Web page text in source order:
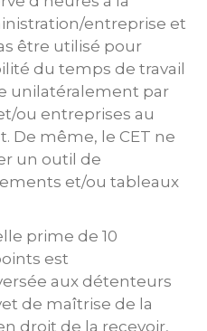
entreprise et
être utilisé pour
du temps de travail
unilatéralement par
ou entreprises au
De même, le CET ne
un outil de
et/ou tableaux
prime de 10
est
aux détenteurs
de maîtrise de la
droit de la recevoir,